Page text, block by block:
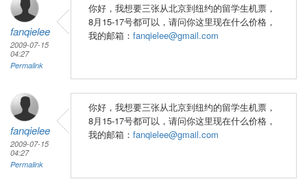
fanqielee
2009-07-15
04:27
Permalink
你好，我想要三张从北京到纽约的留学生机票，
8月15-17号都可以，请问你这里现在什么价格，
我的邮箱： fanqielee@gmail.com
fanqielee
2009-07-15
04:27
Permalink
你好，我想要三张从北京到纽约的留学生机票，
8月15-17号都可以，请问你这里现在什么价格，
我的邮箱： fanqielee@gmail.com